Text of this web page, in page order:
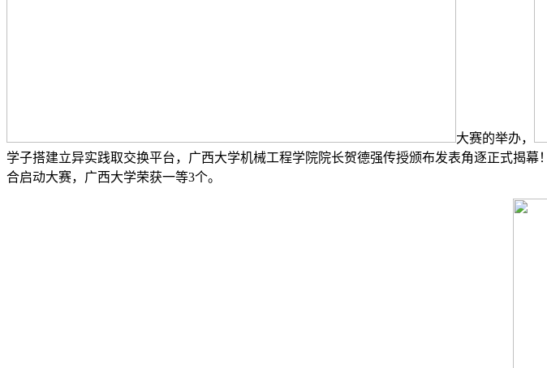
大赛的举办，
学子搭建立异实践取交换平台，广西大学机械工程学院院长贺德强传授颁布发表角逐正式揭
合启动大赛，广西大学荣获一等3个。